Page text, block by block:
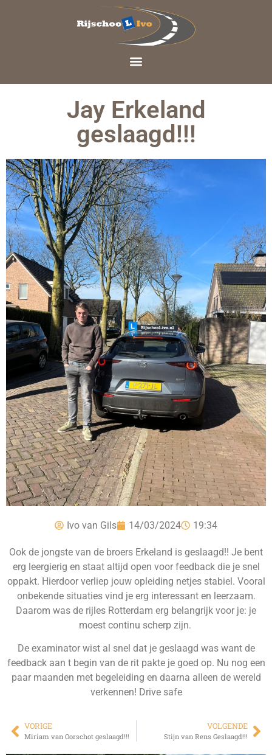
Jay Erkeland
geslaagd!!!
Ivo van Gils 14/03/2024 19:34
Ook de jongste van de broers Erkeland is geslaagd!! Je bent
erg leergierig en staat altijd open voor feedback die je snel
oppakt. Hierdoor verliep jouw opleiding netjes stabiel. Vooral
onbekende situaties vind je erg interessant en leerzaam.
Daarom was de rijles Rotterdam erg belangrijk voor je: je
moest continu scherp zijn.
De examinator wist al snel dat je geslaagd was want de
feedback aan t begin van de rit pakte je goed op. Nu nog een
paar maanden met begeleiding en daarna alleen de wereld
verkennen! Drive safe
VORIGE
Miriam van Oorschot geslaagd!!!
VOLGENDE
Stijn van Rens Geslaagd!!!